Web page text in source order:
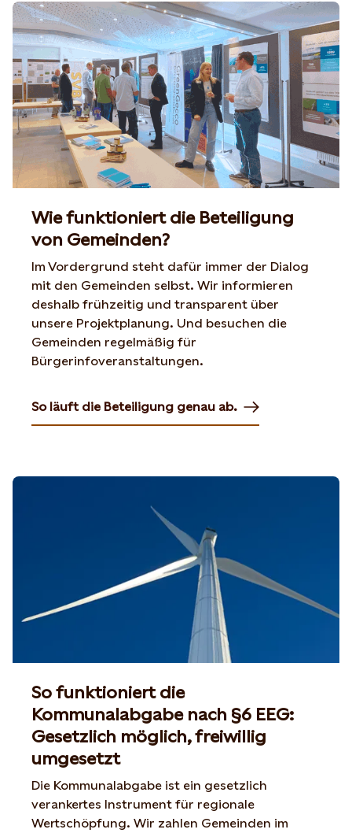
Wie funktioniert die Beteiligung
von Gemeinden?
Im Vordergrund steht dafür immer der Dialog
mit den Gemeinden selbst. Wir informieren
deshalb frühzeitig und transparent über
unsere Projektplanung. Und besuchen die
Gemeinden regelmäßig für
Bürgerinfoveranstaltungen.
So läuft die Beteiligung genau ab.
So funktioniert die
Kommunalabgabe nach §6 EEG:
Gesetzlich möglich, freiwillig
umgesetzt
Die Kommunalabgabe ist ein gesetzlich
verankertes Instrument für regionale
Wertschöpfung. Wir zahlen Gemeinden im